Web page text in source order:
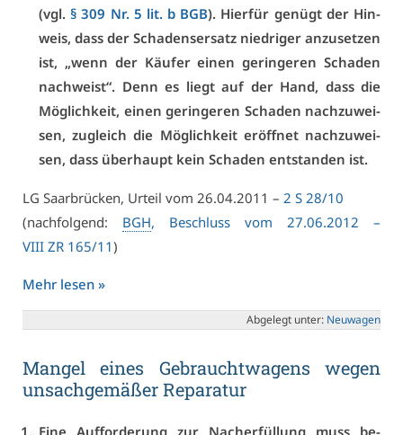
(vgl.§ 309 Nr. 5 lit. b BGB). Hier­für ge­nügt der Hin­
weis, dass der Scha­dens­er­satz nied­ri­ger an­zu­set­zen
ist, „wenn der Käu­fer ei­nen ge­rin­ge­ren Scha­den
nach­weist“. Denn es liegt auf der Hand, dass die
Mög­lich­keit, ei­nen ge­rin­ge­ren Scha­den nach­zu­wei­
sen, zu­gleich die Mög­lich­keit er­öff­net nach­zu­wei­
sen, dass über­haupt kein Scha­den ent­stan­den ist.
LG Saar­brü­cken, Ur­teil vom 26.04.2011 – 2 S 28/10
(nach­fol­gend: BGH, Be­schluss vom 27.06.2012 –
VI­II ZR 165/11)
Mehr le­sen »
Ab­ge­legt un­ter: Neu­wa­gen
Man­gel ei­nes Ge­braucht­wa­gens we­gen
un­sach­ge­mä­ßer Re­pa­ra­tur